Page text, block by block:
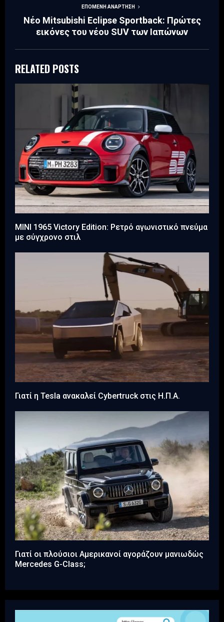
ΕΠΌΜΕΝΗ ΑΝΆΡΤΗΣΗ
Νέο Mitsubishi Eclipse Sportback: Πρώτες
εικόνες του νέου SUV των Ιαπώνων
RELATED POSTS
MINI 1965 Victory Edition: Ρετρό αγωνιστικό πνεύμα
με σύγχρονο στιλ
Γιατί η Tesla ανακαλεί Cybertruck στις Η.Π.Α.
Γιατί οι πλούσιοι Αμερικανοί αγοράζουν μανιωδώς
Mercedes G-Class;